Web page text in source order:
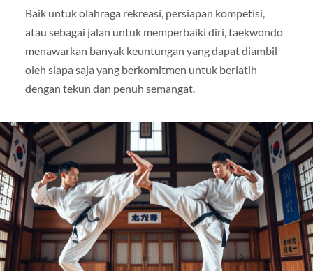
Baik untuk olahraga rekreasi, persiapan kompetisi,
atau sebagai jalan untuk memperbaiki diri, taekwondo
menawarkan banyak keuntungan yang dapat diambil
oleh siapa saja yang berkomitmen untuk berlatih
dengan tekun dan penuh semangat.